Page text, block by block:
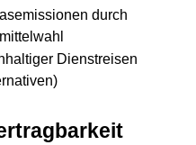
durch
Dienstreisen